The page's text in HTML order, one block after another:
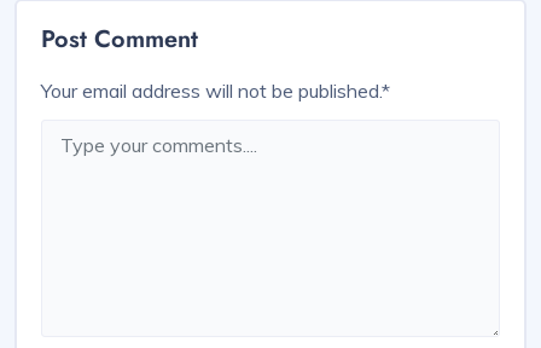
Post Comment
Your email address will not be published.*